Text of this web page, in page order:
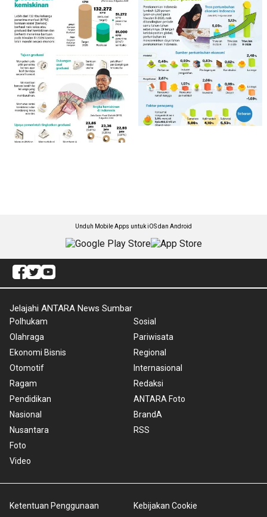
Unduh Mobile Apps untuk iOS dan Android
Jelajahi ANTARA News Sumbar
Polhukam
Olahraga
Ekonomi Bisnis
Otomotif
Ragam
Pendidikan
Nasional
Nusantara
Foto
Video
Sosial
Pariwisata
Regional
Internasional
Redaksi
ANTARA Foto
BrandA
RSS
Ketentuan Penggunaan
Kebijakan Cookie